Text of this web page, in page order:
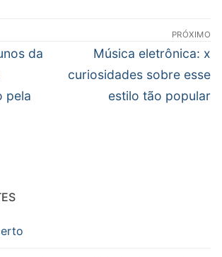
da
pela
PRÓXIMO
Próximo
post:
Música eletrônica: x
curiosidades sobre esse
estilo tão popular